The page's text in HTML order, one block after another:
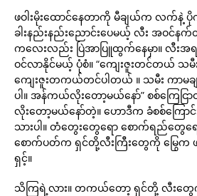
ဖဝါးမိုးထောင်နေတာကို မီချယ်က လက်နဲ့
ခါးနည်းနည်းညောင်းပေမယ့် လီး အဝင်
ကလေးလည်း ပြဲအာပြူထွက်နေမှာ။ လီးအ
ဝင်လာနိုင်မယ့် ပုံစံ။ “ကျေးဇူးတင်တယ် သ
ကျေးဇူးတကယ်တင်ပါတယ် ။ သမီး ကာမခ
ပါ။ အန်ကယ်လိုးတော့မယ်နော်” စစ်ကြေငြ
လိုးတော့မယ်နော်တဲ့။ ဟောဒီက ခံစစ်ကြော
သားပါ။ တံတွေးတွေရော စောက်ရည်တွေရ
စောက်ပတ်က ရှင်တို့လီးကြီးတွေကို မြွေက ဖ
ရှင့်။
သိကြရဲ့လား။ တကယ်တော့ ရှင်တို့ လီးတွ